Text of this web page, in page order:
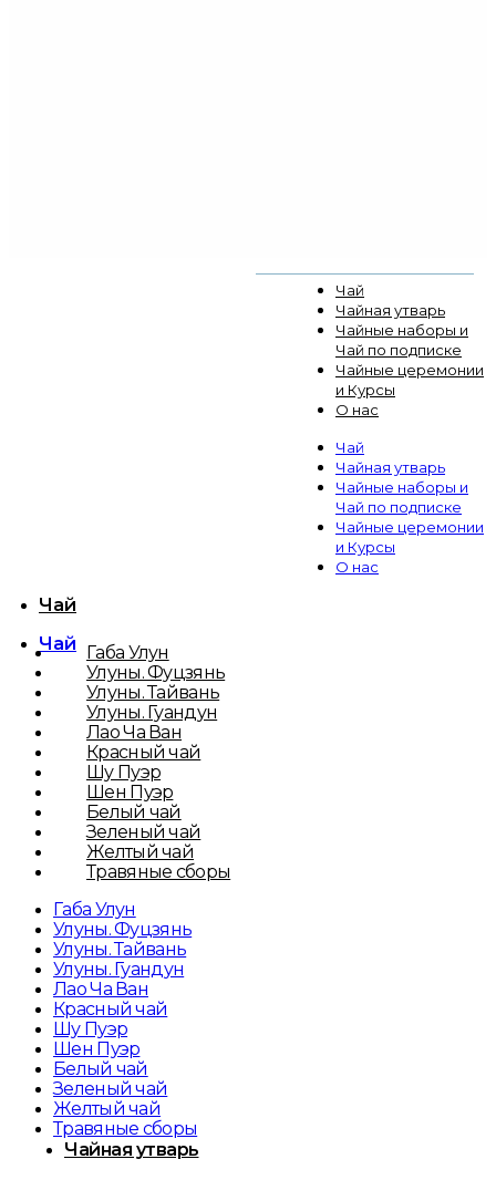
Чай
Чайная утварь
Чайные наборы и
Чай по подписке
Чайные церемонии
и Курсы
О нас
Чай
Чайная утварь
Чайные наборы и
Чай по подписке
Чайные церемонии
и Курсы
О нас
Чай
Чай Габа Улун
Улуны. Фуцзянь
Улуны. Тайвань
Улуны. Гуандун
Лао Ча Ван
Красный чай
Шу Пуэр
Шен Пуэр
Белый чай
Зеленый чай
Желтый чай
Травяные сборы
Габа Улун
Улуны. Фуцзянь
Улуны. Тайвань
Улуны. Гуандун
Лао Ча Ван
Красный чай
Шу Пуэр
Шен Пуэр
Белый чай
Зеленый чай
Желтый чай
Травяные сборы
Чайная утварь